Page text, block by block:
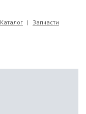
Каталог Запчасти